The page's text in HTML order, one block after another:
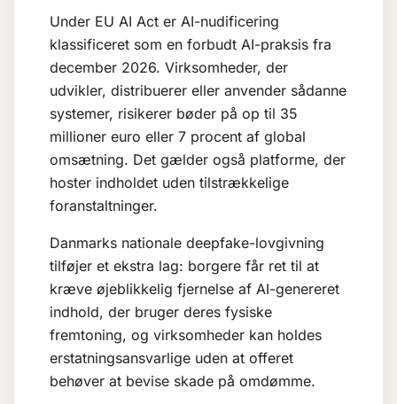
Under EU AI Act er AI-nudificering
klassificeret som en forbudt AI-praksis fra
december 2026. Virksomheder, der
udvikler, distribuerer eller anvender sådanne
systemer, risikerer bøder på op til 35
millioner euro eller 7 procent af global
omsætning. Det gælder også platforme, der
hoster indholdet uden tilstrækkelige
foranstaltninger.
Danmarks nationale deepfake-lovgivning
tilføjer et ekstra lag: borgere får ret til at
kræve øjeblikkelig fjernelse af AI-genereret
indhold, der bruger deres fysiske
fremtoning, og virksomheder kan holdes
erstatningsansvarlige uden at offeret
behøver at bevise skade på omdømme.